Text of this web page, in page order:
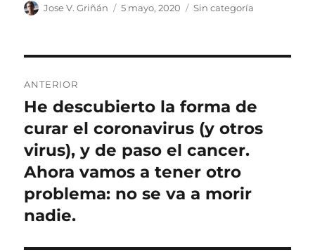
Autor
Jose V. Griñán
Publicado
5 mayo, 2020 Categorías
Sin categoría
de
entradas
ANTERIOR
Entrada
anterior:
He descubierto la forma de
curar el coronavirus (y otros
virus), y de paso el cancer.
Ahora vamos a tener otro
problema: no se va a morir
nadie.